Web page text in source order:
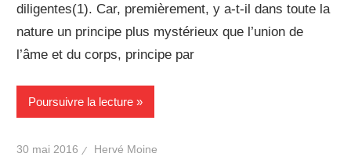
diligentes(1). Car, premièrement, y a-t-il dans toute la
nature un principe plus mystérieux que l’union de
l’âme et du corps, principe par
Poursuivre la lecture
30 mai 2016 Hervé Moine